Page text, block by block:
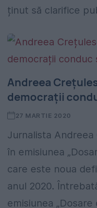
ținut să clarifice
Andreea
democrații
27 MARTIE 2020
Jurnalista
în emisiunea
care este noua
anul 2020.
emisiunea „Dosare